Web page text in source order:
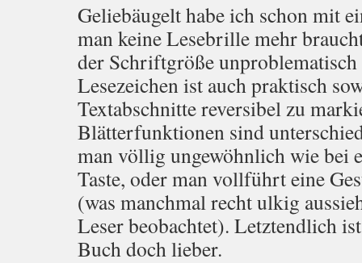
Geliebäugelt habe ich schon mit
man keine Lesebrille mehr
der Schriftgröße unproblematisch
Lesezeichen ist auch praktisch
Textabschnitte reversibel zu
Blätterfunktionen sind
man völlig ungewöhnlich wie bei
Taste, oder man vollführt eine
(was manchmal recht ulkig
Leser beobachtet). Letztendlich
Buch doch lieber.